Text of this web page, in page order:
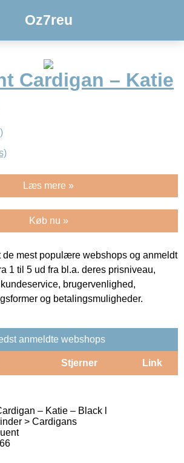
Oz7reu
Cardigan – Katie
Læs mere »
Køb nu »
de mest populære webshops og anmeldt
1 til 5 ud fra bl.a. deres prisniveau,
brugervenlighed,
og betalingsmuligheder.
anmeldte webshops
Stjerner Link
– Katie – Black l
> Cardigans